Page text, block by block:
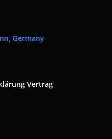
Germany
Vertrag